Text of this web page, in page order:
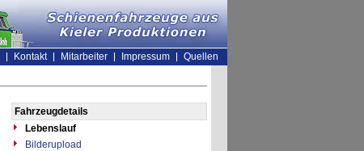
Kontakt Mitarbeiter Impressum
Quellen
Fahrzeugdetails
Lebenslauf
Bilderupload